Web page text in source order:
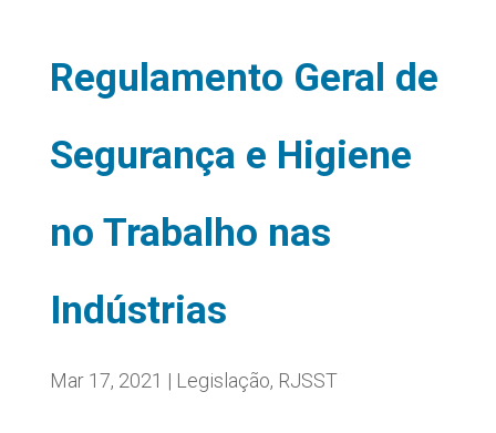
Regulamento Geral de
Segurança e Higiene
no Trabalho nas
Indústrias
Mar 17, 2021 | Legislação, RJSST